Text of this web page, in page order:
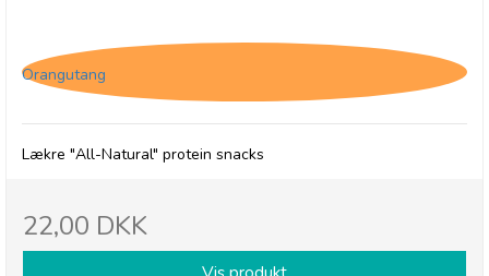
Orangutang
Lækre "All-Natural" protein snacks
22,00 DKK